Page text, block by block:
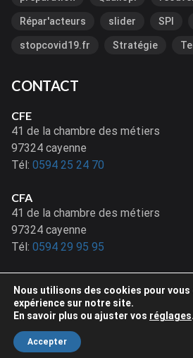
CONTACT
CFE
41 de la chambre des métiers
97324 cayenne
Tél: 0594 25 24 70
CFA
41 de la chambre des métiers
97324 cayenne
Tél: 0594 29 95 95
Répar'acteurs slider SPI
stopcovid19.fr Stratégie
Netactions
Nous utilisons des cookies pour
expérience sur notre site.
En savoir plus ou ajuster vos réglages.
Accepter